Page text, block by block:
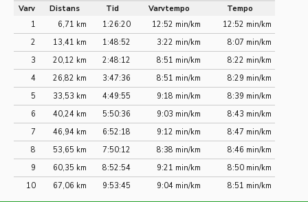
Varv Distans Tid Varvtempo
Tempo
1
6,71 km 1:26:20 12:52 min/km
12:52 min/km
2
13,41 km 1:48:52 3:22 min/km
8:07 min/km
3
20,12 km 2:48:12 8:51 min/km
8:22 min/km
4
26,82 km 3:47:36 8:51 min/km
8:29 min/km
5
33,53 km 4:49:55 9:18 min/km
8:39 min/km
6
40,24 km 5:50:36 9:03 min/km
8:43 min/km
7
46,94 km 6:52:18 9:12 min/km
8:47 min/km
8
53,65 km 7:50:12 8:38 min/km
8:46 min/km
9
60,35 km 8:52:54 9:21 min/km
8:50 min/km
10
67,06 km 9:53:45 9:04 min/km 8:51 min/km